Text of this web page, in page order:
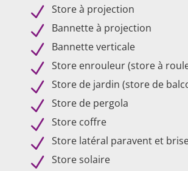
N Store à projection
N Bannette à projection
N Bannette verticale
N Store enrouleur (store à
N Store de jardin (store de
N Store de pergola
N Store coffre
N Store latéral paravent et
N Store solaire